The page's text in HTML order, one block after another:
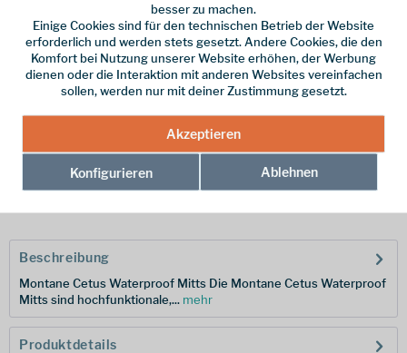
Online bestellen Ladenabholung
vorrätig | Lieferzeit 1-3 Werktage
Beschreibung
Montane Cetus Waterproof Mitts Die Montane Cetus Waterproof
Mitts sind hochfunktionale,... mehr
Produktdetails
besser zu machen.
Einige Cookies sind für den technischen Betrieb der Website
erforderlich und werden stets gesetzt. Andere Cookies, die den
Komfort bei Nutzung unserer Website erhöhen, der Werbung
dienen oder die Interaktion mit anderen Websites vereinfachen
sollen, werden nur mit deiner Zustimmung gesetzt.
Akzeptieren
Konfigurieren Ablehnen